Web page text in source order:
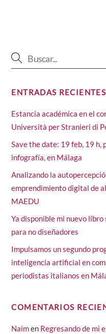
ENTRADAS RECIENTES
Estancia académica en el
Università per Stranieri di
Save the date: 19 feb, 19
infografía, en Málaga
Analizando la
emprendimiento digital de
MAEDU
Ya disponible mi nuevo
para no diseñadores
Impulsamos un segundo
inteligencia artificial en
periodistas italianos en
COMENTARIOS
Naimen Regresando de mi